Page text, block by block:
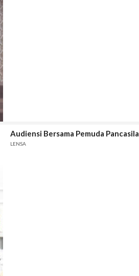
Audiensi Bersama Pemuda
LENSA